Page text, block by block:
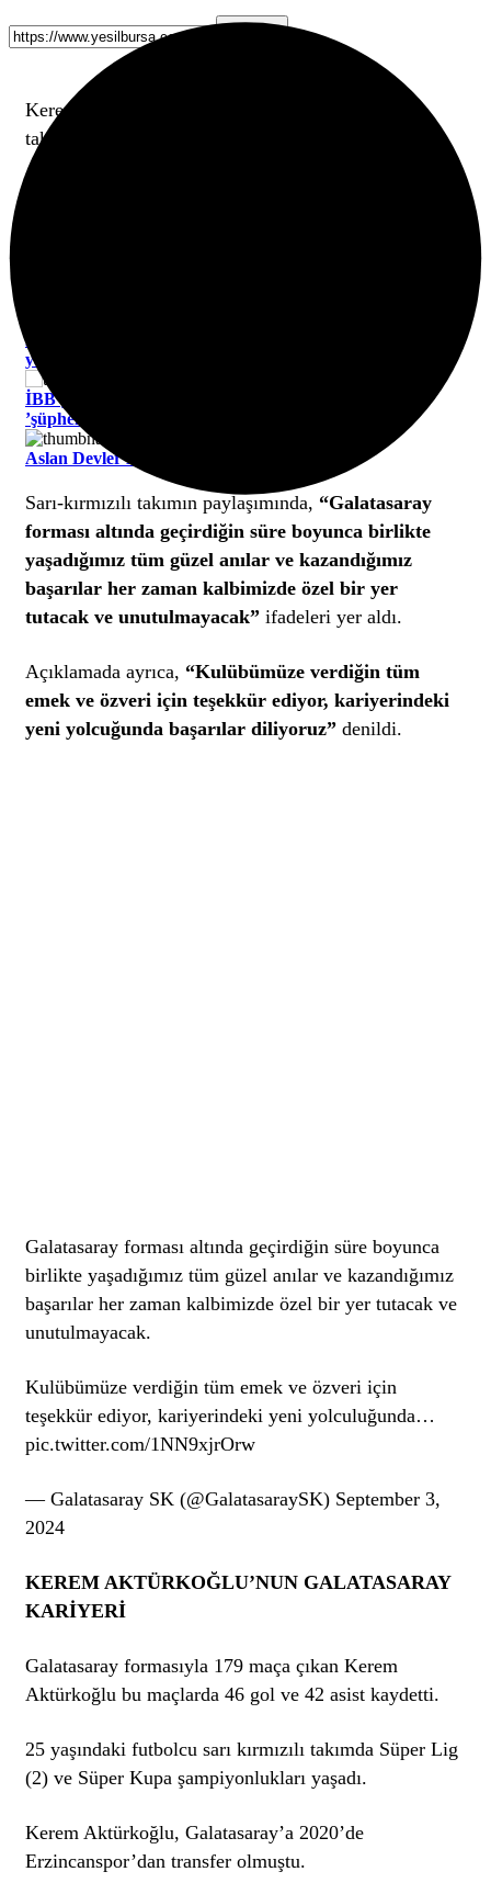
Kerem Aktürkoğlu, Portekiz Ligi
takımlarından Benfica ile 5 yıllık sözleşme imzaladı.
Bursa’da gençlerin metroda tehlikeli oyunu kameraya
yansıdı
İBB’ye yönelik yolsuzluk soruşturmasında 6 gazeteci
’şüpheli’ sıfatıyla ifade verecek
Aslan Devler Ligin’de kükredi! 3-0
Sarı-kırmızılı takımın paylaşımında, “Galatasaray
forması altında geçirdiğin süre boyunca birlikte
yaşadığımız tüm güzel anılar ve kazandığımız
başarılar her zaman kalbimizde özel bir yer
tutacak ve unutulmayacak” ifadeleri yer aldı.
Açıklamada ayrıca, “Kulübümüze verdiğin tüm
emek ve özveri için teşekkür ediyor, kariyerindeki
yeni yolcuğunda başarılar diliyoruz” denildi.
Galatasaray forması altında geçirdiğin süre boyunca
birlikte yaşadığımız tüm güzel anılar ve kazandığımız
başarılar her zaman kalbimizde özel bir yer tutacak ve
unutulmayacak. ️
Kulübümüze verdiğin tüm emek ve özveri için
teşekkür ediyor, kariyerindeki yeni yolculuğunda…
pic.twitter.com/1NN9xjrOrw
— Galatasaray SK (@GalatasaraySK) September 3,
2024
KEREM AKTÜRKOĞLU’NUN GALATASARAY
KARİYERİ
Galatasaray formasıyla 179 maça çıkan Kerem
Aktürkoğlu bu maçlarda 46 gol ve 42 asist kaydetti.
25 yaşındaki futbolcu sarı kırmızılı takımda Süper Lig
(2) ve Süper Kupa şampiyonlukları yaşadı.
Kerem Aktürkoğlu, Galatasaray’a 2020’de
Erzincanspor’dan transfer olmuştu.